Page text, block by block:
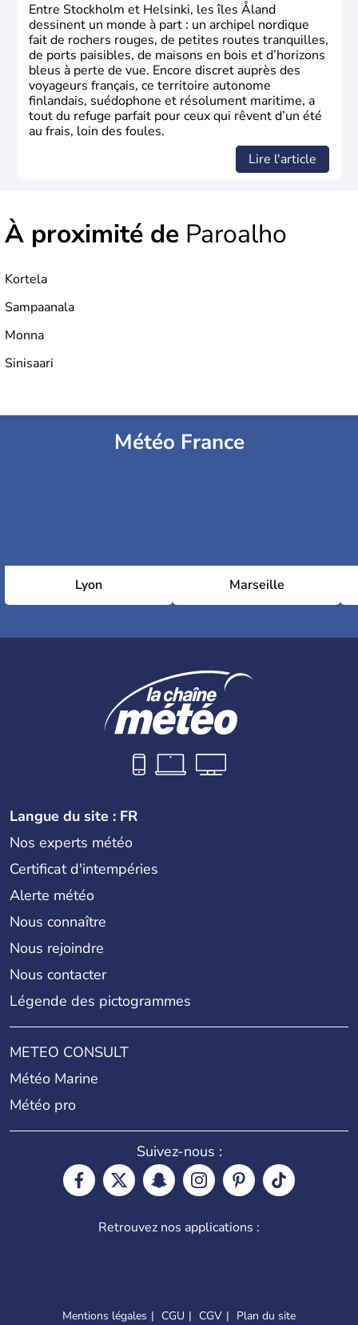
Entre Stockholm et Helsinki, les îles Åland
dessinent un monde à part : un archipel nordique
fait de rochers rouges, de petites routes tranquilles,
de ports paisibles, de maisons en bois et d’horizons
bleus à perte de vue. Encore discret auprès des
voyageurs français, ce territoire autonome
finlandais, suédophone et résolument maritime, a
tout du refuge parfait pour ceux qui rêvent d’un été
au frais, loin des foules.
Lire l'article
À proximité de Paroalho
Kortela
Sampaanala
Monna
Sinisaari
Météo France
Lyon Marseille
Langue du site : FR
Nos experts météo
Certificat d'intempéries
Alerte météo
Nous connaître
Nous rejoindre
Nous contacter
Légende des pictogrammes
METEO CONSULT
Météo Marine
Météo pro
Suivez-nous :
Retrouvez nos applications :
Mentions légales CGU CGV Plan du site